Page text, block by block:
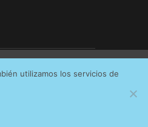
utilizamos los servicios de
No permitir cookies